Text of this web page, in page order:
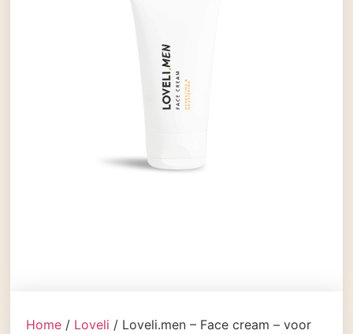
Home / Loveli / Loveli.men – Face cream – voor